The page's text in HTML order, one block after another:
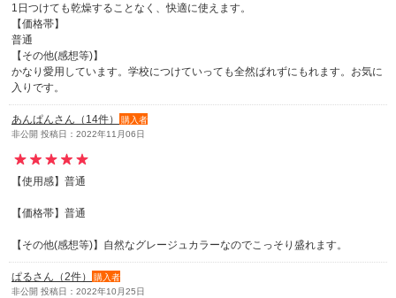
1日つけても乾燥することなく、快適に使えます。
【価格帯】
普通
【その他(感想等)】
かなり愛用しています。学校につけていっても全然ばれずにもれます。お気に
入りです。
あんぱんさん（14件）
購入者
非公開 投稿日：2022年11月06日
【使用感】普通
【価格帯】普通
【その他(感想等)】自然なグレージュカラーなのでこっそり盛れます。
ぱるさん（2件）
購入者
非公開 投稿日：2022年10月25日